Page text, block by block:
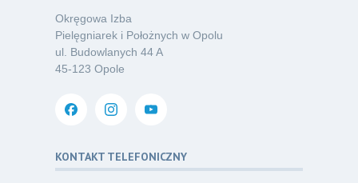
03
Oferta pracy – pielęgniarka/pielęgniarz
06.26
i absolwentów pielęgniarstwa
Kategoria:Komunikaty
Okręgowa Izba
Pielęgniarek i Położnych w Opolu
ul. Budowlanych 44 A
45-123 Opole
KONTAKT TELEFONICZNY